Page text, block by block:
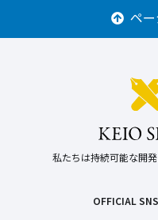
ペ
私たちは持続可能な開発
OFFICIAL SNS